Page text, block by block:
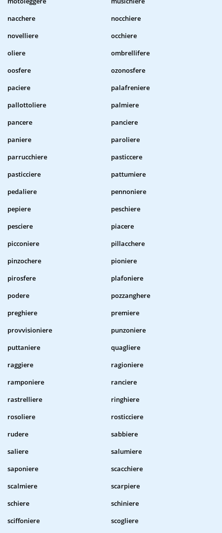
nacchere
nocchiere
novelliere
occhiere
oliere
ombrellifere
oosfere
ozonosfere
paciere
palafreniere
pallottoliere
palmiere
pancere
panciere
paniere
paroliere
parrucchiere
pasticcere
pasticciere
pattumiere
pedaliere
pennoniere
pepiere
peschiere
pesciere
piacere
picconiere
pillacchere
pinzochere
pioniere
pirosfere
plafoniere
podere
pozzanghere
preghiere
premiere
provvisioniere
punzoniere
puttaniere
quagliere
raggiere
ragioniere
ramponiere
ranciere
rastrelliere
ringhiere
rosoliere
rosticciere
rudere
sabbiere
saliere
salumiere
saponiere
scacchiere
scalmiere
scarpiere
schiere
schiniere
sciffoniere
scogliere